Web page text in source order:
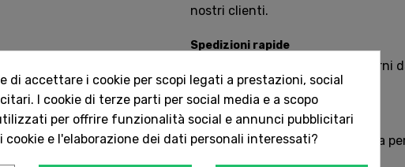

nostri clienti.
Spedizioni rapide
Consegna in tutta Italia in 5 giorni
Servizio Clienti sempre con te
Contattaci online oppure chiama
di accettare i cookie per scopi legati a prestazioni, social
I cookie di terze parti per social media e a scopo
per offrire funzionalità social e annunci pubblicitari
e l'elaborazione dei dati personali interessati?